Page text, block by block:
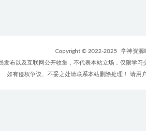
Copyright © 2022-2025 学神资源
发布以及互联网公开收集，不代表本站立场，仅限学
如有侵权争议、不妥之处请联系本站删除处理！ 请用